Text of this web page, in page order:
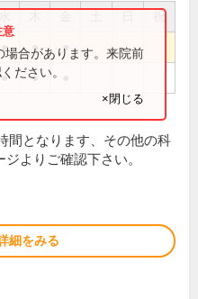
祝
● ● ●
● ●
場合があります。来院前
ださい。
×閉じる
間となります、その他の科
よりご確認下さい。
細をみる